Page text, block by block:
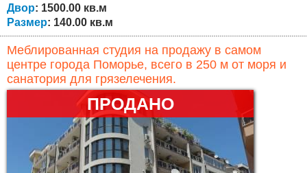
Двор: 1500.00 кв.м
Размер: 140.00 кв.м
Меблированная студия на продажу в самом
центре города Поморье, всего в 250 м от моря и
санатория для грязелечения.
ПРОДАНО